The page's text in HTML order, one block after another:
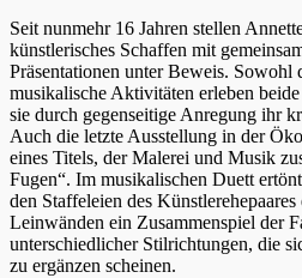
Seit nunmehr 16 Jahren stellen
künstlerisches Schaffen mit
Präsentationen unter Beweis. Sowohl
musikalische Aktivitäten erleben
sie durch gegenseitige Anregung ihr
Auch die letzte Ausstellung in der
eines Titels, der Malerei und Musik
Fugen“. Im musikalischen Duett
den Staffeleien des
Leinwänden ein Zusammenspiel der
unterschiedlicher Stilrichtungen, die
zu ergänzen scheinen.